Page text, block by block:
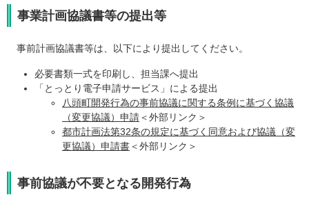
事業計画協議書等の提出等
事前計画協議書等は、以下により提出してください。
必要書類一式を印刷し、担当課へ提出
「とっとり電子申請サービス」による提出
八頭町開発行為の事前協議に関する条例に基づく協議
（変更協議）申請＜外部リンク＞
都市計画法第32条の規定に基づく同意および協議（変
更協議）申請書＜外部リンク＞
事前協議が不要となる開発行為